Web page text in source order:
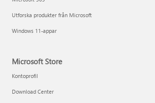
Utforska produkter från Microsoft
Windows 11-appar
Microsoft Store
Kontoprofil
Download Center